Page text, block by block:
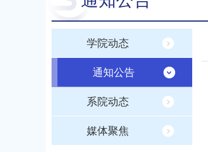
学院动态
通知公告
系院动态
媒体聚焦